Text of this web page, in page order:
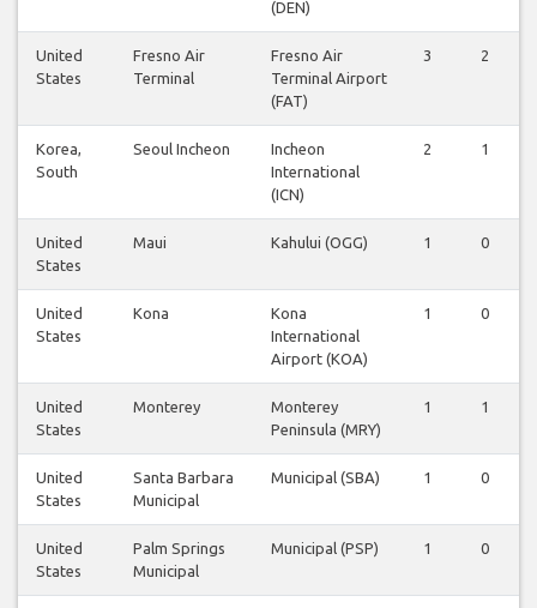
(DEN)
United
States
Fresno Air
Terminal
Fresno Air
Terminal Airport
(FAT)
3 2
Korea,
South
Seoul Incheon
Incheon
International
(ICN)
2 1
United
States
Maui Kahului (OGG) 1 0
United
States
Kona
Kona
International
Airport (KOA)
1 0
United
States
Monterey
Monterey
Peninsula (MRY)
1 1
United
States
Santa Barbara
Municipal
Municipal (SBA) 1 0
United
States
Palm Springs
Municipal
Municipal (PSP) 1 0